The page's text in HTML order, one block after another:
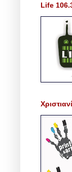
Life